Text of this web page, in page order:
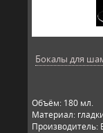
Бокалы для
Объём: 180 мл.
Материал:
Производитель: